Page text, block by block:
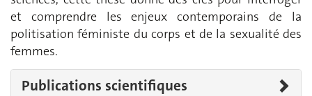
et comprendre les enjeux contemporains de la
politisation féministe du corps et de la sexualité des
femmes.
Publications scientifiques